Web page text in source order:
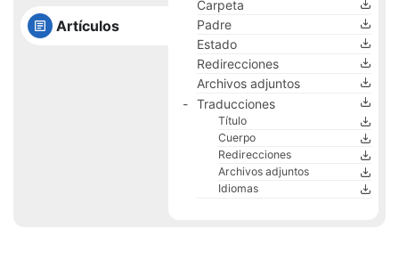
Artículos
Carpeta
Padre
Estado
Redirecciones
Archivos adjuntos
Traducciones
Título
Cuerpo
Redirecciones
Archivos adjuntos
Idiomas